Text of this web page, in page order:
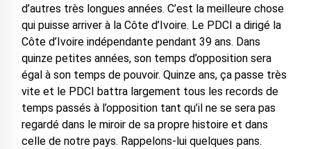
d’autres très longues années. C’est la meilleure chose
qui puisse arriver à la Côte d’Ivoire. Le PDCI a dirigé la
Côte d’Ivoire indépendante pendant 39 ans. Dans
quinze petites années, son temps d’opposition sera
égal à son temps de pouvoir. Quinze ans, ça passe très
vite et le PDCI battra largement tous les records de
temps passés à l’opposition tant qu’il ne se sera pas
regardé dans le miroir de sa propre histoire et dans
celle de notre pays. Rappelons-lui quelques pans.